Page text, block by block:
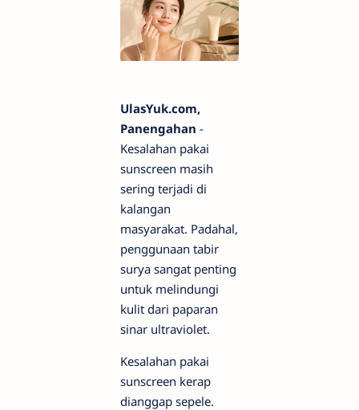
UlasYuk.com,
Panengahan -
Kesalahan pakai
sunscreen masih
sering terjadi di
kalangan
masyarakat. Padahal,
penggunaan tabir
surya sangat penting
untuk melindungi
kulit dari paparan
sinar ultraviolet.
Kesalahan pakai
sunscreen kerap
dianggap sepele.